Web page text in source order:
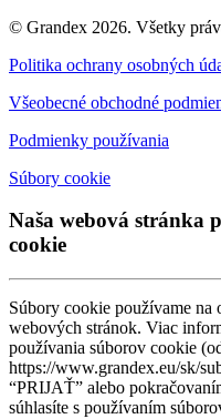
© Grandex 2026. Všetky
Politika ochrany osobných
Všeobecné obchodné
Podmienky používania
Súbory cookie
Naša webová stránka
cookie
Súbory cookie používame na
webových stránok. Viac
používania súborov cookie
https://www.grandex.eu/sk/
“PRIJAŤ” alebo
súhlasíte s používaním